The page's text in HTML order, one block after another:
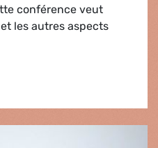
conférence veut
les autres aspects
et droits sociaux